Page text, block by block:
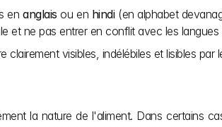
en anglais ou en hindi (en alphabet
et ne pas entrer en conflit avec les langues
visibles, indélébiles et lisibles
la nature de l'aliment. Dans certains